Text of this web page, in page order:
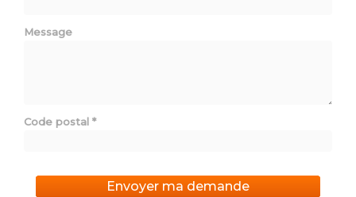
Message
Code postal *
Envoyer ma demande